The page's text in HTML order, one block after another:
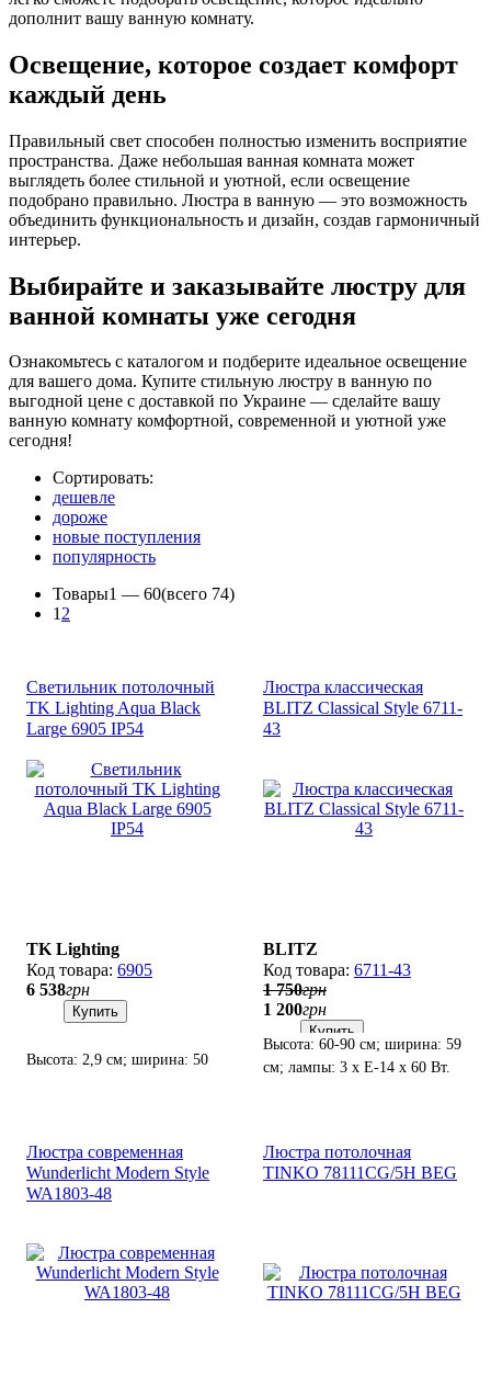
дополнит вашу ванную комнату.
Освещение, которое создает комфорт
каждый день
Правильный свет способен полностью изменить восприятие
пространства. Даже небольшая ванная комната может
выглядеть более стильной и уютной, если освещение
подобрано правильно. Люстра в ванную — это возможность
объединить функциональность и дизайн, создав гармоничный
интерьер.
Выбирайте и заказывайте люстру для
ванной комнаты уже сегодня
Ознакомьтесь с каталогом и подберите идеальное освещение
для вашего дома. Купите стильную люстру в ванную по
выгодной цене с доставкой по Украине — сделайте вашу
ванную комнату комфортной, современной и уютной уже
сегодня!
Сортировать:
дешевле
дороже
новые поступления
популярность
Товары1 — 60(всего 74)
12
Светильник потолочный
TK Lighting Aqua Black
Large 6905 ІР54
TK Lighting
6905
6 538грн
Купить
Высота: 2,9 см; ширина: 50
Люстра классическая
BLITZ Classical Style 6711-
43
BLITZ
6711-43
1 750грн
1 200грн
Купить
Высота: 60-90 см; ширина: 59
см; лампы: 3 х Е-14 х 60 Вт.
Люстра современная
Wunderlicht Modern Style
WA1803-48
Люстра потолочная
TINKO 78111CG/5H BEG